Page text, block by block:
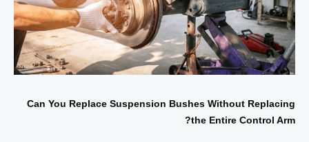
Can You Replace Suspension Bushes Without Replacing
the Entire Control Arm?